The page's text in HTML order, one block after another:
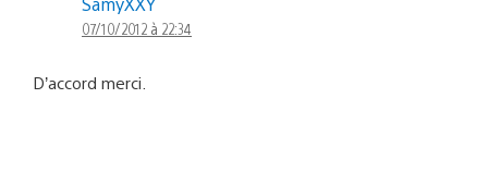
07/10/2012 à 22:34
D’accord merci.